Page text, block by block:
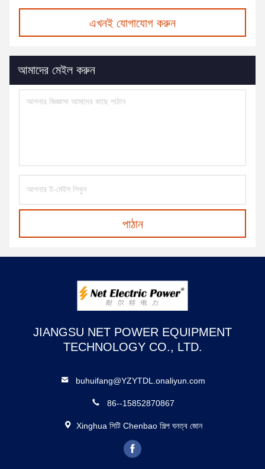
এখনই যোগাযোগ করুন
আমাদের মেইল করুন
পাঠান
JIANGSU NET POWER EQUIPMENT
TECHNOLOGY CO., LTD.
buhuifang@YZYTDL.onaliyun.com
86--15852870867
Xinghua সিটি Chenbao শিল্প ঘনত্ব জোন